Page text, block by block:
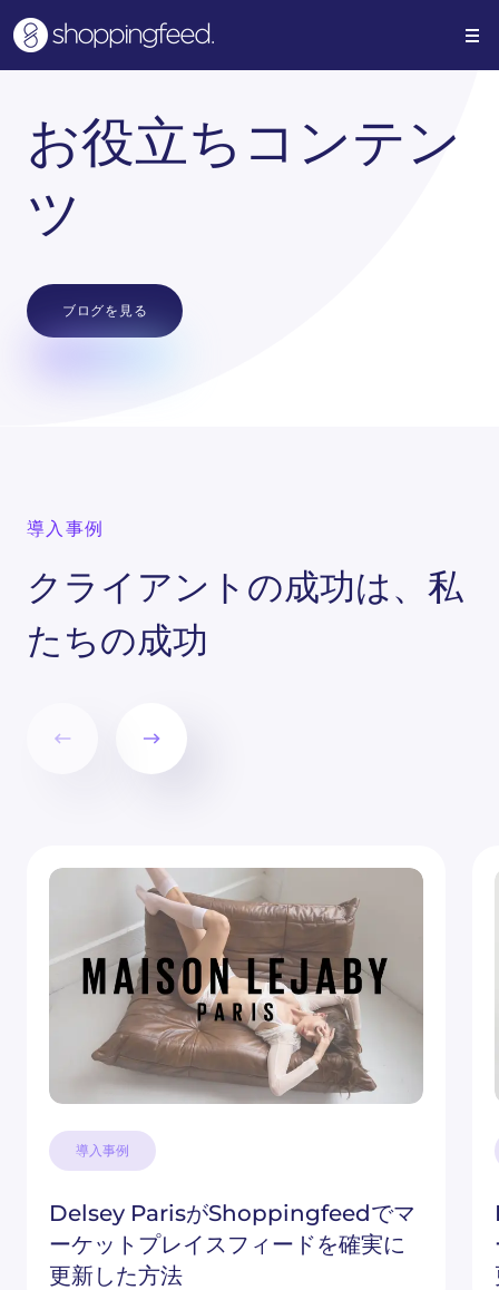
お役立ちコンテン
ツ
ブログを見る
導入事例
クライアントの成功は、私
たちの成功
導入事例
Delsey ParisがShoppingfeedでマ
ーケットプレイスフィードを確実に
更新した方法